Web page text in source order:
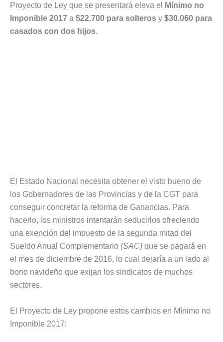
Proyecto de Ley que se presentará eleva el
Mínimo no
Imponible 2017 a $22.700 para solteros y $30.060 para
casados con dos hijos.
El Estado Nacional necesita obtener el visto bueno de
los Gobernadores de las Provincias y de la CGT para
conseguir concretar la reforma de Ganancias. Para
hacerlo, los ministros intentarán seducirlos ofreciendo
una exención del impuesto de la segunda mitad del
Sueldo Anual Complementario (SAC) que se pagará en
el mes de diciembre de 2016, lo cual dejaría a un lado al
bono navideño que exijan los sindicatos de muchos
sectores.
El Proyecto de Ley propone estos cambios en Mínimo no
Imponible 2017: